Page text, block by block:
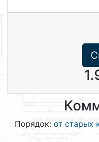
Порядок: от старых